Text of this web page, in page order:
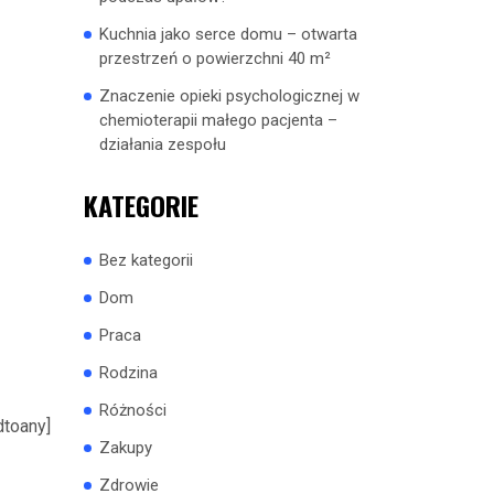
Kuchnia jako serce domu – otwarta
przestrzeń o powierzchni 40 m²
Znaczenie opieki psychologicznej w
chemioterapii małego pacjenta –
działania zespołu
KATEGORIE
Bez kategorii
Dom
Praca
Rodzina
Różności
Zakupy
Zdrowie